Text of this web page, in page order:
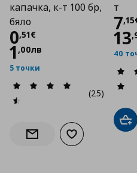
капачка, к-т 100 бр,
бяло
0,51€
Цена
1 ,00лв
5 точки
(25)
Информирай ме за
Добави към
т
7,15
13,
40